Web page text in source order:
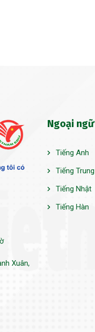
Xuân,
Ngoại ngữ
Tiếng Anh
Tiếng Trung
Tiếng Nhật
Tiếng Hàn